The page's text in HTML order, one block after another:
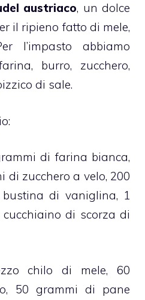
austriaco, un dolce
il ripieno fatto di mele,
l’impasto abbiamo
burro, zucchero,
di sale.
di farina bianca,
di zucchero a velo, 200
di vaniglina, 1
di scorza di
chilo di mele, 60
50 grammi di pane